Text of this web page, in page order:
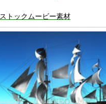
ストックムービー素材